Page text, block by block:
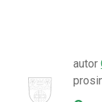
autor